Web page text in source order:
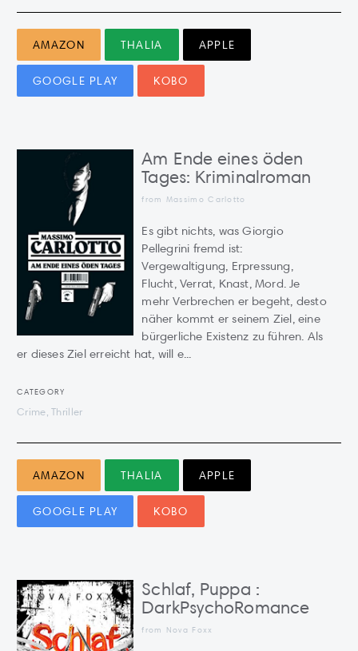
AMAZON THALIA APPLE
GOOGLE PLAY KOBO
Am Ende eines öden
Tages: Kriminalroman
from Massimo Carlotto
Es gibt nichts, was Giorgio
Pellegrini fremd ist:
Vergewaltigung, Erpressung,
Flucht, Verrat, Knast, Mord. Je
mehr Verbrechen er begeht, desto
näher kommt er seinem Ziel, eine
bürgerliche Existenz zu führen. Als
er dieses Ziel erreicht hat, will e...
CATEGORY
Crime, Thriller
AMAZON THALIA APPLE
GOOGLE PLAY KOBO
Schlaf, Puppa :
DarkPsychoRomance
from Nova Foxx